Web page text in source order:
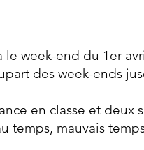
le week-end du 1er
des week-ends
en classe et deux
temps, mauvais